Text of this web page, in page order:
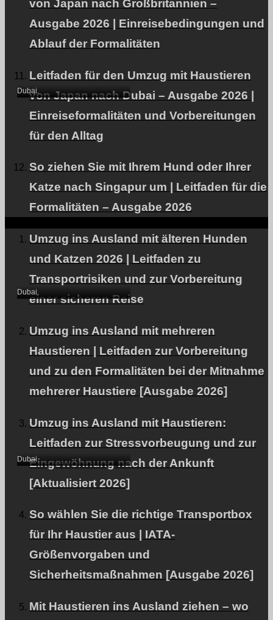
von Japan nach Großbritannien –
Ausgabe 2026 | Einreisebedingungen und
Ablauf der Formalitäten
Leitfaden für den Umzug mit Haustieren
von Japan nach Dubai – Ausgabe 2026 |
Einreiseformalitäten und Vorbereitungen
für den Alltag
So ziehen Sie mit Ihrem Hund oder Ihrer
Katze nach Singapur um | Leitfaden für die
Formalitäten – Ausgabe 2026
Umzug ins Ausland mit älteren Hunden
und Katzen 2026 | Leitfaden zu
Transportrisiken und zur Vorbereitung
einer sicheren Reise
Umzug ins Ausland mit mehreren
Haustieren | Leitfaden zur Vorbereitung
und zu den Formalitäten bei der Mitnahme
mehrerer Haustiere [Ausgabe 2026]
Umzug ins Ausland mit Haustieren:
Leitfaden zur Stressvorbeugung und zur
Eingewöhnung nach der Ankunft
[Aktualisiert 2026]
So wählen Sie die richtige Transportbox
für Ihr Haustier aus | IATA-
Größenvorgaben und
Sicherheitsmaßnahmen [Ausgabe 2026]
Mit Haustieren ins Ausland ziehen – wo
ausgeführt wurde
(Einreise nach Dubai
Dubai.
Ein Heimtierhund wurde
in die VAE ausgeführt
über Abu Dhabi).
Dubai.
Ein Haushund, der nach
Dubai.
ausgeführte Hauskatze.